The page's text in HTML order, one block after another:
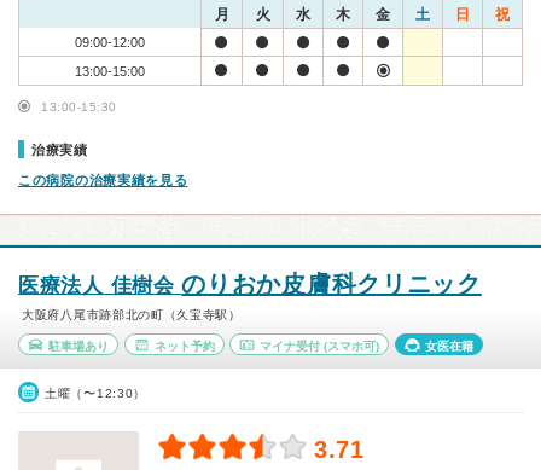
月 火 水 木 金 土 日 祝
09:00-12:00
13:00-15:00
13:00-15:30
治療実績
この病院の治療実績を見る
医療法人 佳樹会のりおか皮膚科クリニック
大阪府八尾市跡部北の町（久宝寺駅）
駐車場あり ネット予約 マイナ受付 (スマホ可) 女医在籍
土曜（〜12:30）
3.71